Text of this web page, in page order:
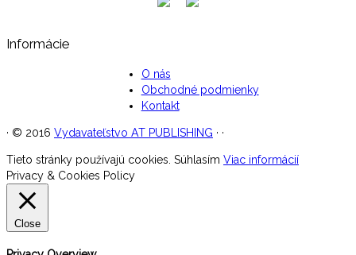
Informácie
O nás
Obchodné podmienky
Kontakt
· © 2016 Vydavateľstvo AT PUBLISHING · ·
Tieto stránky používajú cookies. Súhlasím Viac informácií
Privacy & Cookies Policy
Close